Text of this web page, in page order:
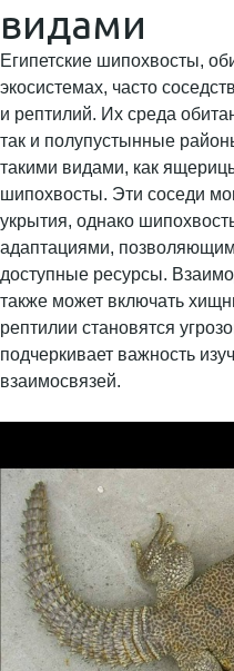
видами
Египетские шипохвосты,
экосистемах, часто
и рептилий. Их среда
так и полупустынные
такими видами, как
шипохвосты. Эти соседи
укрытия, однако
адаптациями,
доступные ресурсы.
также может включать
рептилии становятся
подчеркивает важность
взаимосвязей.